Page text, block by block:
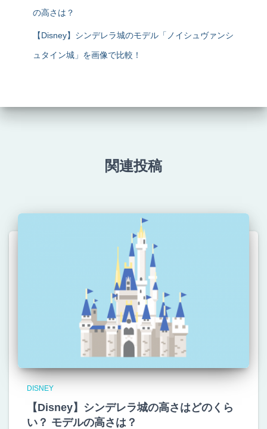
の高さは？
【Disney】シンデレラ城のモデル「ノイシュヴァンシ
ュタイン城」を画像で比較！
関連投稿
DISNEY
【Disney】シンデレラ城の高さはどのくら
い？ モデルの高さは？